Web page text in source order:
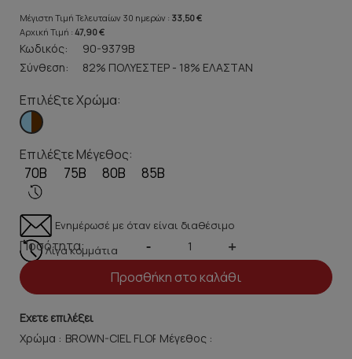
Μέγιστη Τιμή Τελευταίων 30 ημερών : 33,50 €
Αρχική Τιμή : 47,90 €
Κωδικός:
90-9379B
Σύνθεση:
82% ΠΟΛΥΕΣΤΕΡ - 18% ΕΛΑΣΤΑΝ
Επιλέξτε Χρώμα:
Επιλέξτε Μέγεθος:
70B 75B 80B 85B
Ενημέρωσέ με όταν είναι διαθέσιμο
Λίγα κομμάτια
Ποσότητα: - +
Προσθήκη στο καλάθι
Εχετε επιλέξει
Χρώμα :
Μέγεθος :